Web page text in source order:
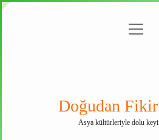
menüyü
Doğudan
Asya kültürleriyle dolu